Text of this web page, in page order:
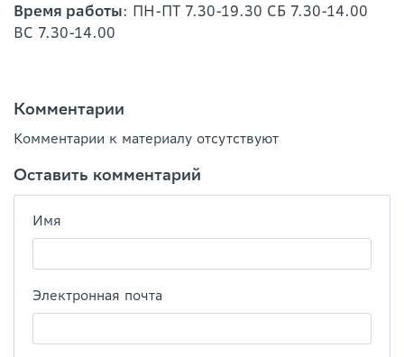
Время работы: ПН-ПТ 7.30-19.30 СБ 7.30-14.00
ВС 7.30-14.00
Комментарии
Комментарии к материалу отсутствуют
Оставить комментарий
Имя
Электронная почта